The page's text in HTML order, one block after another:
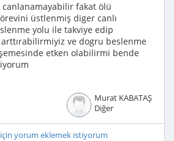
fakat ölü
üstlenmiş diger canlı
yolu ile takviye edip
ve dogru beslenme
etken olabilirmi bende
Murat KABATAŞ
Diğer
yorum eklemek istiyorum